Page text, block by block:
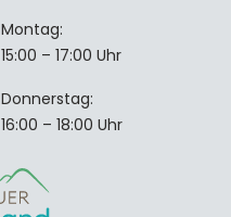
Montag:
15:00 – 17:00 Uhr
Donnerstag:
16:00 – 18:00 Uhr